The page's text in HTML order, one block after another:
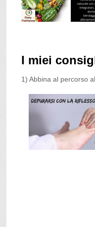
I miei
1) Abbina al percorso